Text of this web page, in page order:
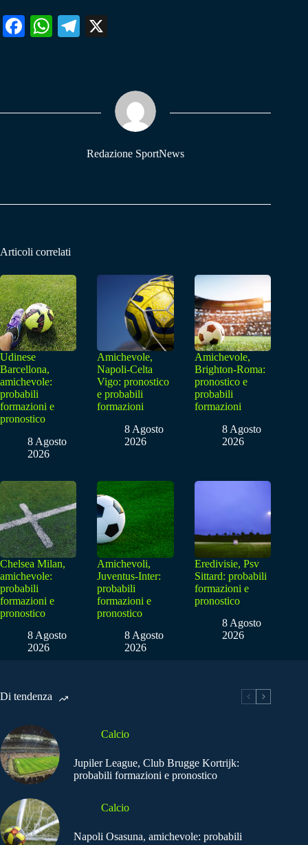
Fa W
pp
Te
m
Redazione SportNews
Articoli correlati
Udinese
Barcellona,
amichevole:
probabili
formazioni e
pronostico
8 Agosto
2026
Amichevole,
Napoli-Celta
Vigo: pronostico
e probabili
formazioni
8 Agosto
2026
Amichevole,
Brighton-Roma:
pronostico e
probabili
formazioni
8 Agosto
2026
Chelsea Milan,
amichevole:
probabili
formazioni e
pronostico
8 Agosto
2026
Amichevoli,
Juventus-Inter:
probabili
formazioni e
pronostico
8 Agosto
2026
Eredivisie, Psv
Sittard: probabili
formazioni e
pronostico
8 Agosto
2026
Di tendenza
Calcio
Jupiler League, Club Brugge Kortrijk:
probabili formazioni e pronostico
Calcio
Napoli Osasuna, amichevole: probabili